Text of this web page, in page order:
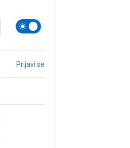
Prijavi se